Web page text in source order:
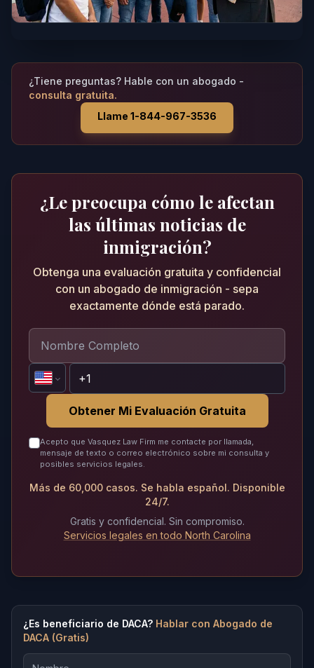
¿Tiene preguntas? Hable con un abogado -
consulta gratuita.
Llame 1-844-967-3536
¿Le preocupa cómo le afectan
las últimas noticias de
inmigración?
Obtenga una evaluación gratuita y confidencial
con un abogado de inmigración - sepa
exactamente dónde está parado.
Obtener Mi Evaluación Gratuita
Acepto que Vasquez Law Firm me contacte por llamada,
mensaje de texto o correo electrónico sobre mi consulta y
posibles servicios legales.
Más de 60,000 casos. Se habla español. Disponible
24/7.
Gratis y confidencial. Sin compromiso.
Servicios legales en todo North Carolina
¿Es beneficiario de DACA? Hablar con Abogado de
DACA (Gratis)